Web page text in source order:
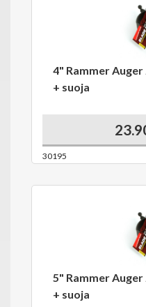
4" Rammer
+ suoja
30195
5" Rammer
+ suoja